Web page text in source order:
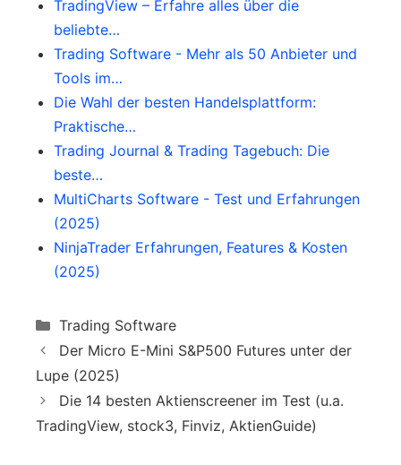
Handelsstrategien.
Latenz und schnelle Ausführung von
Handelsaufträgen bekannt.
TradingView – Erfahre alles über die
beliebte…
Trading Software - Mehr als 50 Anbieter und
Tools im…
Die Wahl der besten Handelsplattform:
Praktische…
Trading Journal & Trading Tagebuch: Die
beste…
MultiCharts Software - Test und Erfahrungen
(2025)
NinjaTrader Erfahrungen, Features & Kosten
(2025)
Categories
Trading Software
Der Micro E-Mini S&P500 Futures unter der
Lupe (2025)
Die 14 besten Aktienscreener im Test (u.a.
TradingView, stock3, Finviz, AktienGuide)